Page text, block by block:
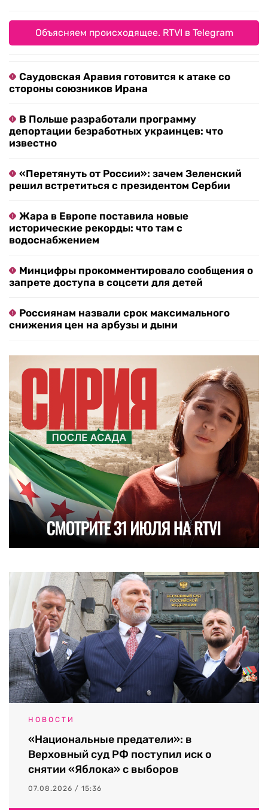
Объясняем происходящее. RTVI в Telegram
Саудовская Аравия готовится к атаке со
стороны союзников Ирана
В Польше разработали программу
депортации безработных украинцев: что
известно
«Перетянуть от России»: зачем Зеленский
решил встретиться с президентом Сербии
Жара в Европе поставила новые
исторические рекорды: что там с
водоснабжением
Минцифры прокомментировало сообщения о
запрете доступа в соцсети для детей
Россиянам назвали срок максимального
снижения цен на арбузы и дыни
НОВОСТИ
«Национальные предатели»: в
Верховный суд РФ поступил иск о
снятии «Яблока» с выборов
07.08.2026 / 15:36